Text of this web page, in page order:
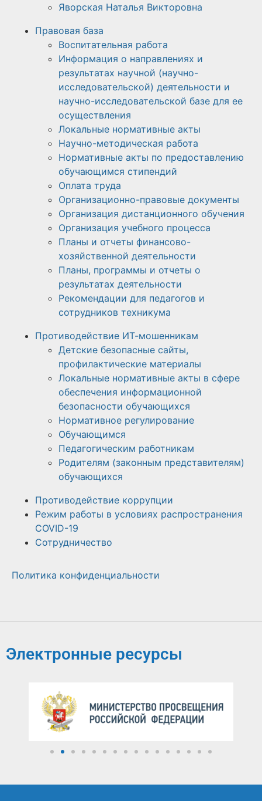
Яворская Наталья Викторовна
Правовая база
Воспитательная работа
Информация о направлениях и
результатах научной (научно-
исследовательской) деятельности и
научно-исследовательской базе для ее
осуществления
Локальные нормативные акты
Научно-методическая работа​​
Нормативные акты по предоставлению
обучающимся стипендий
Оплата труда
Организационно-правовые документы
Организация дистанционного обучения
Организация учебного процесса
Планы и отчеты финансово-
хозяйственной деятельности
Планы, программы и отчеты о
результатах деятельности
Рекомендации для педагогов и
сотрудников техникума
Противодействие ИТ-мошенникам
Детские безопасные сайты,
профилактические материалы
Локальные нормативные акты в сфере
обеспечения информационной
безопасности обучающихся
Нормативное регулирование
Обучающимся
Педагогическим работникам
Родителям (законным представителям)
обучающихся
Противодействие коррупции
Режим работы в условиях распространения
COVID-19
Сотрудничество
Политика конфиденциальности
Электронные ресурсы